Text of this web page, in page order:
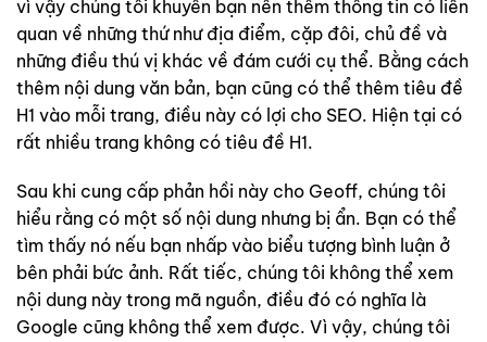
vì vậy chúng tôi khuyên bạn nên thêm thông tin có liên
quan về những thứ như địa điểm, cặp đôi, chủ đề và
những điều thú vị khác về đám cưới cụ thể. Bằng cách
thêm nội dung văn bản, bạn cũng có thể thêm tiêu đề
H1 vào mỗi trang, điều này có lợi cho SEO. Hiện tại có
rất nhiều trang không có tiêu đề H1.
Sau khi cung cấp phản hồi này cho Geoff, chúng tôi
hiểu rằng có một số nội dung nhưng bị ẩn. Bạn có thể
tìm thấy nó nếu bạn nhấp vào biểu tượng bình luận ở
bên phải bức ảnh. Rất tiếc, chúng tôi không thể xem
nội dung này trong mã nguồn, điều đó có nghĩa là
Google cũng không thể xem được. Vì vậy, chúng tôi